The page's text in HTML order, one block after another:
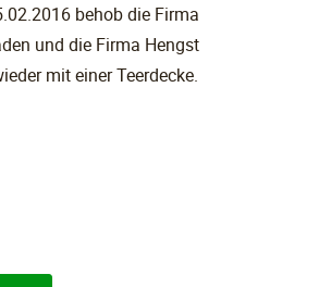
behob die Firma
und die Firma Hengst
mit einer Teerdecke.